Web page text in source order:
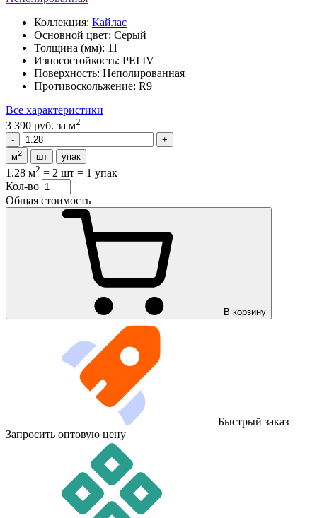
Коллекция: Кайлас
Основной цвет: Серый
Толщина (мм): 11
Износостойкость: PEI IV
Поверхность: Неполированная
Противоскольжение: R9
Все характеристики
3 390 руб. за м2
м2 шт упак
1.28 м2 = 2 шт = 1 упак
Кол-во
Общая стоимость
В корзину
Быстрый заказ
Запросить оптовую цену